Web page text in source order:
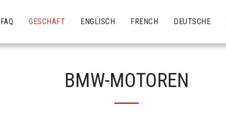
FAQ GESCHÄFT ENGLISCH FRENCH DEUTSCHE
BMW-MOTOREN